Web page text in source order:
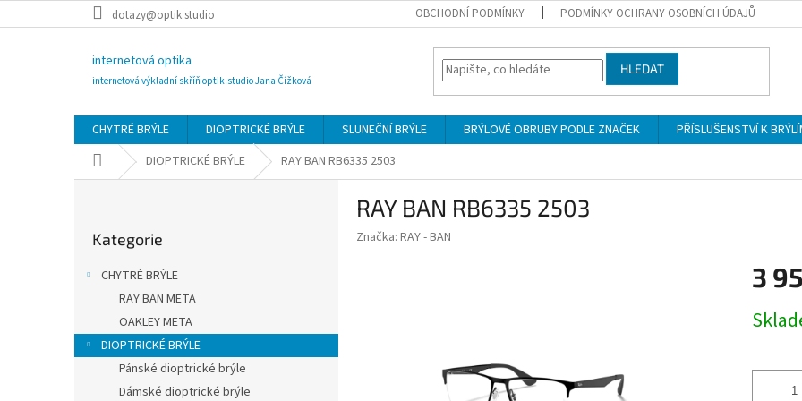
na
dotazy@optik.studio OBCHODNÍ PODMÍNKY PODMÍNKY OCHRANY OSOBNÍCH ÚDAJŮ
internetová optika
internetová výkladní skříň optik.studio Jana Čížková
HLEDAT
CHYTRÉ BRÝLE DIOPTRICKÉ BRÝLE SLUNEČNÍ BRÝLE BRÝLOVÉ OBRUBY PODLE ZNAČEK PŘÍSLUŠENSTVÍ K
Domů DIOPTRICKÉ BRÝLE RAY BAN RB6335 2503
kategorie
Kategorie
CHYTRÉ BRÝLE
RAY BAN META
OAKLEY META
DIOPTRICKÉ BRÝLE
Pánské dioptrické brýle
Dámské dioptrické brýle
RAY BAN RB6335 2503
Značka: RAY - BAN
3
cena: